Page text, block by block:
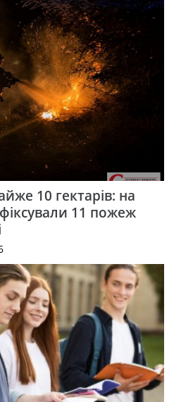
10 гектарів: на
11 пожеж